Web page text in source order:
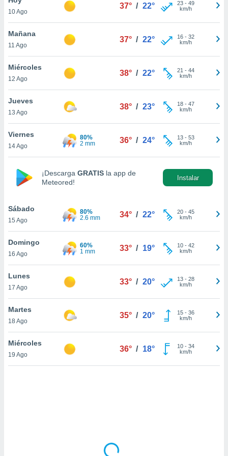
y
en
más
de
cookies
aceptar
de
sitio
de que
sean
para
ni para
10 Ago
37° / 22° 23- 49
km/h
Mañana
11 Ago
37° / 22° 16- 32
km/h
Miércoles
12 Ago
38° / 22° 21 - 44
km/h
Jueves
13 Ago
38° / 23° 18- 47
km/h
Viernes
14 Ago
80%
2 mm
36° / 24° 13- 53
km/h
¡Descarga GRATIS la app de
Meteored!
Instalar
Sábado
15 Ago
80%
2.6 mm
34° / 22° 20- 45
km/h
Domingo
16 Ago
60%
1 mm
33° / 19° 10- 42
km/h
Lunes
17 Ago
33° / 20° 13- 28
km/h
Martes
18 Ago
35° / 20° 15- 36
km/h
Miércoles
19 Ago
36° / 18° 10- 34
km/h